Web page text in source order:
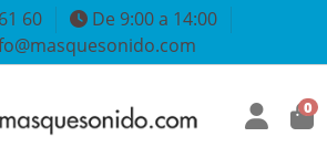
60
De 9:00 a 14:00
0